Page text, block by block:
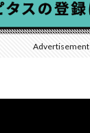
Advertisement